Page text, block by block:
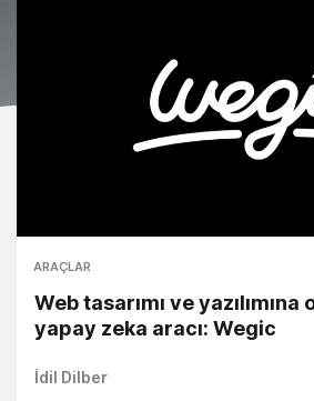
ARAÇLAR
Web tasarımı ve yazılımına
yapay zeka aracı: Wegic
İdil Dilber